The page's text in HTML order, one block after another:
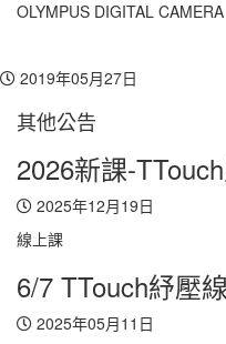
OLYMPUS DIGITAL CAMERA
2019年05月27日
其他公告
2026新課-
2025年12月19日
線上課
6/7 TTouch紓壓
2025年05月11日